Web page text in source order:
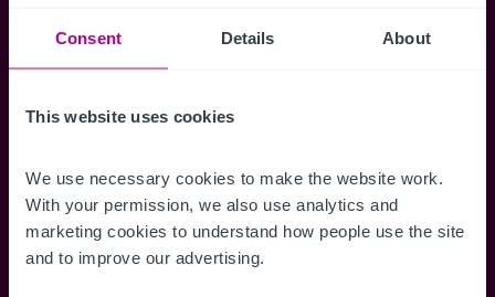
Consent Details About
This website uses cookies
We use necessary cookies to make the website work.
With your permission, we also use analytics and
marketing cookies to understand how people use the site
and to improve our advertising.
Benachrichtigungen für neuen Objekten zu
erhalten.
Zugriff auf alle
Informationen
Erhalten Sie Zugriff auf alle
Speichern